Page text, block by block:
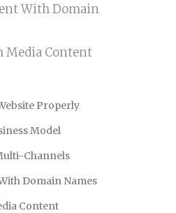
With Domain
Media Content
Properly
Model
Channels
Domain Names
Content